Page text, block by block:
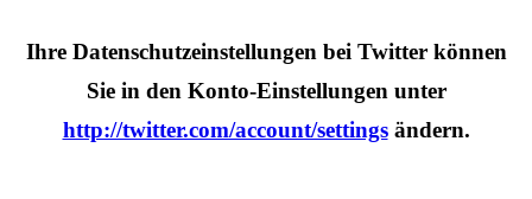
Ihre Datenschutzeinstellungen bei Twitter können
Sie in den Konto-Einstellungen unter
http://twitter.com/account/settingsändern.